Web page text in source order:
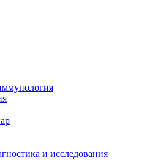
и исследования